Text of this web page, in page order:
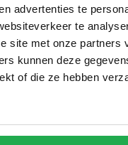
advertenties te
te
site met onze partners
kunnen deze
of die ze hebben
je kan altijd opzeggen!